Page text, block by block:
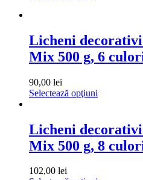
Licheni
Mix 500 g, 6
90,00 lei
Selectează opţiuni
Licheni
Mix 500 g, 8
102,00 lei